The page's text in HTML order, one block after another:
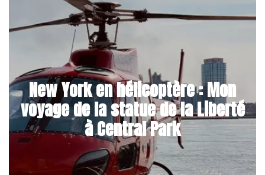
New York en hélicoptère : Mon
voyage de la statue de la Liberté
à Central Park